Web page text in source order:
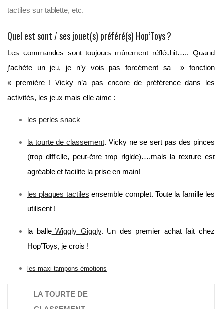
tactiles sur tablette, etc.
Quel est sont / ses jouet(s) préféré(s) Hop’Toys ?
Les commandes sont toujours mûrement réfléchit….. Quand
j’achète un jeu, je n’y vois pas forcément sa » fonction
« première ! Vicky n’a pas encore de préférence dans les
activités, les jeux mais elle aime :
les perles snack
la tourte de classement. Vicky ne se sert pas des pinces
(trop difficile, peut-être trop rigide)….mais la texture est
agréable et facilite la prise en main!
les plaques tactiles ensemble complet. Toute la famille les
utilisent !
la balleWiggly Giggly. Un des premier achat fait chez
Hop’Toys, je crois !
les maxi tampons émotions
LA TOURTE DE